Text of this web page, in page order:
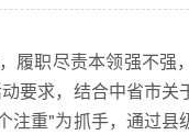
职尽责本领强不强
要求，结合中省市
注重"为抓手，通过